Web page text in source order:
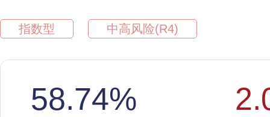
指数型 中高风险(R4)
58.74%